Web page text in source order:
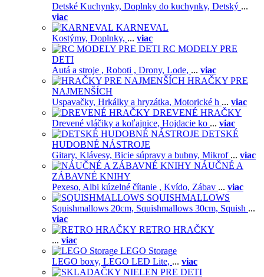
Detské Kuchynky, Doplnky do kuchynky, Detský ...
viac
KARNEVAL
Kostýmy, Doplnky, ... viac
RC MODELY PRE
DETI
Autá a stroje , Roboti , Drony, Lode, ... viac
HRAČKY PRE
NAJMENŠÍCH
Uspavačky, Hrkálky a hryzátka, Motorické h ... viac
DREVENÉ HRAČKY
Drevené vláčiky a koľajnice, Hojdacie ko ... viac
DETSKÉ
HUDOBNÉ NÁSTROJE
Gitary, Klávesy, Bicie súpravy a bubny, Mikrof ... viac
NÁUČNÉ A
ZÁBAVNÉ KNIHY
Pexeso, Albi kúzelné čítanie , Kvído, Zábav ... viac
SQUISHMALLOWS
Squishmallows 20cm, Squishmallows 30cm, Squish ...
viac
RETRO HRAČKY
... viac
LEGO Storage
LEGO boxy, LEGO LED Lite, ... viac